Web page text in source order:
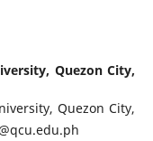
Quezon City,
Quezon City,